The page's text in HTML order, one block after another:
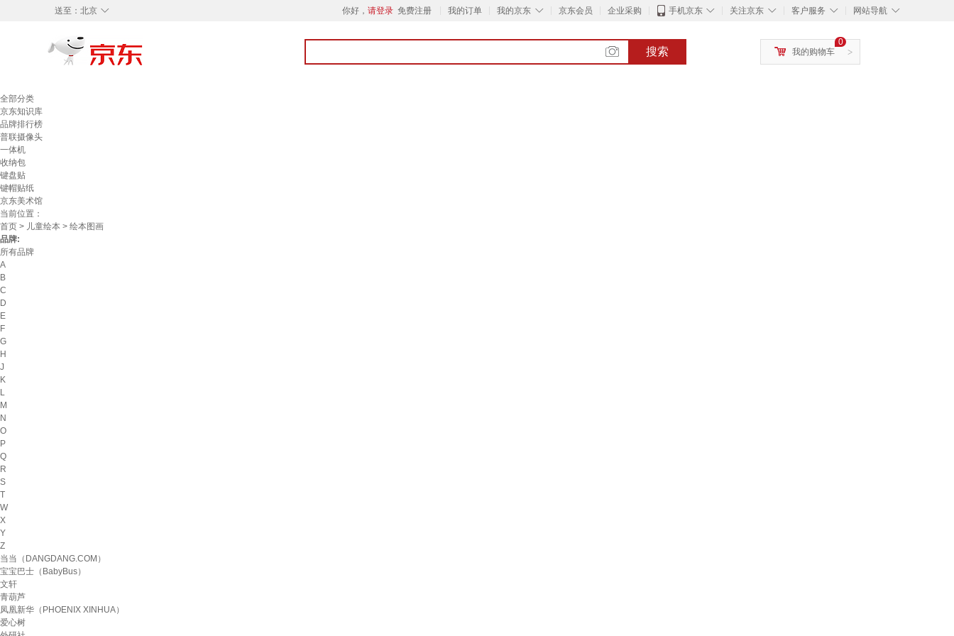
◇
送至： 北京 你好， 请登录 免费注册 我的订单 ◇
我的京东 京东会员 企业采购 ◇
手机京东 ◇
关注京东 ◇
客户服务 ◇
网站导航
搜索 >
0
我的购物车
全部分类
京东知识库
品牌排行榜
普联摄像头
一体机
收纳包
键盘贴
键帽贴纸
京东美术馆
当前位置：
首页 > 儿童绘本 > 绘本图画
品牌:
所有品牌
A
B
C
D
E
F
G
H
J
K
L
M
N
O
P
Q
R
S
T
W
X
Y
Z
当当（DANGDANG.COM）
宝宝巴士（BabyBus）
文轩
青葫芦
凤凰新华（PHOENIX XINHUA）
爱心树